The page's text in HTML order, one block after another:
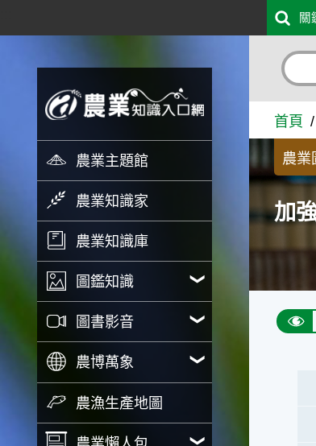
加強芒果栽培管理 - 農
農業主題館
農業知識家
農業知識庫
圖鑑知識
圖書影音
農博萬象
農漁生產地圖
關
首頁
農業
加